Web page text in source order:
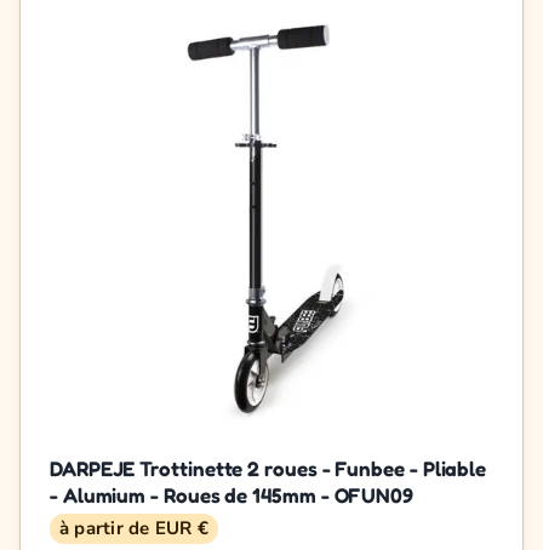
DARPEJE Trottinette 2 roues - Funbee - Pliable
- Alumium - Roues de 145mm - OFUN09
à partir de EUR €